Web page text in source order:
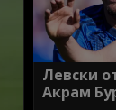
Левски
Акрам